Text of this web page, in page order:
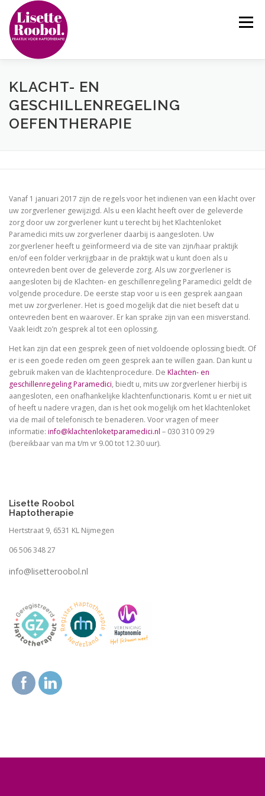
naar
inhoud
Menu
OVER HAPTOTHERAPIE IN NIJMEGEN
SPECIALISATIES ERVARINGEN VAN CLIËNTEN
KLACHT- EN
GESCHILLENREGELING
OEFENTHERAPIE
Vanaf 1 januari 2017 zijn de regels voor het indienen van een klacht over
uw zorgverlener gewijzigd. Als u een klacht heeft over de geleverde
zorg door uw zorgverlener kunt u terecht bij het Klachtenloket
Paramedici mits uw zorgverlener daarbij is aangesloten. Uw
zorgverlener heeft u geïnformeerd via de site van zijn/haar praktijk
en/of een folder verkrijgbaar in de praktijk wat u kunt doen als u
ontevreden bent over de geleverde zorg. Als uw zorgverlener is
aangesloten bij de Klachten- en geschillenregeling Paramedici geldt de
volgende procedure. De eerste stap voor u is een gesprek aangaan
met uw zorgverlener. Het is goed mogelijk dat die niet beseft dat u
ontevreden bent en waarover. Er kan sprake zijn van een misverstand.
Vaak leidt zo’n gesprek al tot een oplossing.
Het kan zijn dat een gesprek geen of niet voldoende oplossing biedt. Of
er is een goede reden om geen gesprek aan te willen gaan. Dan kunt u
gebruik maken van de klachtenprocedure. De Klachten- en
geschillenregeling Paramedici, biedt u, mits uw zorgverlener hierbij is
aangesloten, een onafhankelijke klachtenfunctionaris. Komt u er niet uit
of heeft u nadere vragen, dan is het ook mogelijk om het klachtenloket
via de mail of telefonisch te benaderen. Voor vragen of meer
informatie: info@klachtenloketparamedici.nl – 030 310 09 29
(bereikbaar van ma t/m vr 9.00 tot 12.30 uur).
Lisette Roobol
Haptotherapie
Hertstraat 9, 6531 KL Nijmegen
06 506 348 27
info@lisetteroobol.nl